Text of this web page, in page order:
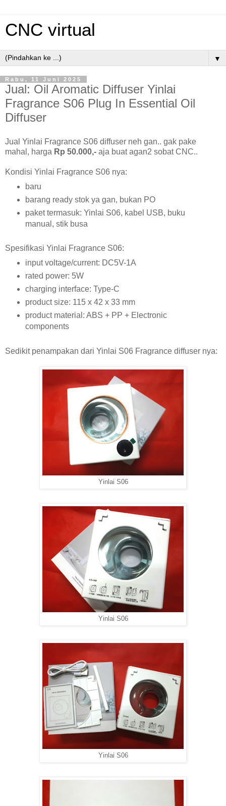
CNC virtual
▼
Rabu, 11 Juni 2025
Jual: Oil Aromatic Diffuser Yinlai
Fragrance S06 Plug In Essential Oil
Diffuser
Jual Yinlai Fragrance S06 diffuser neh gan.. gak pake
mahal, harga Rp 50.000,- aja buat agan2 sobat CNC..
Kondisi Yinlai Fragrance S06 nya:
baru
barang ready stok ya gan, bukan PO
paket termasuk: Yinlai S06, kabel USB, buku
manual, stik busa
Spesifikasi Yinlai Fragrance S06:
input voltage/current: DC5V-1A
rated power: 5W
charging interface: Type-C
product size: 115 x 42 x 33 mm
product material: ABS + PP + Electronic
components
Sedikit penampakan dari Yinlai S06 Fragrance diffuser nya:
Yinlai S06
Yinlai S06
Yinlai S06